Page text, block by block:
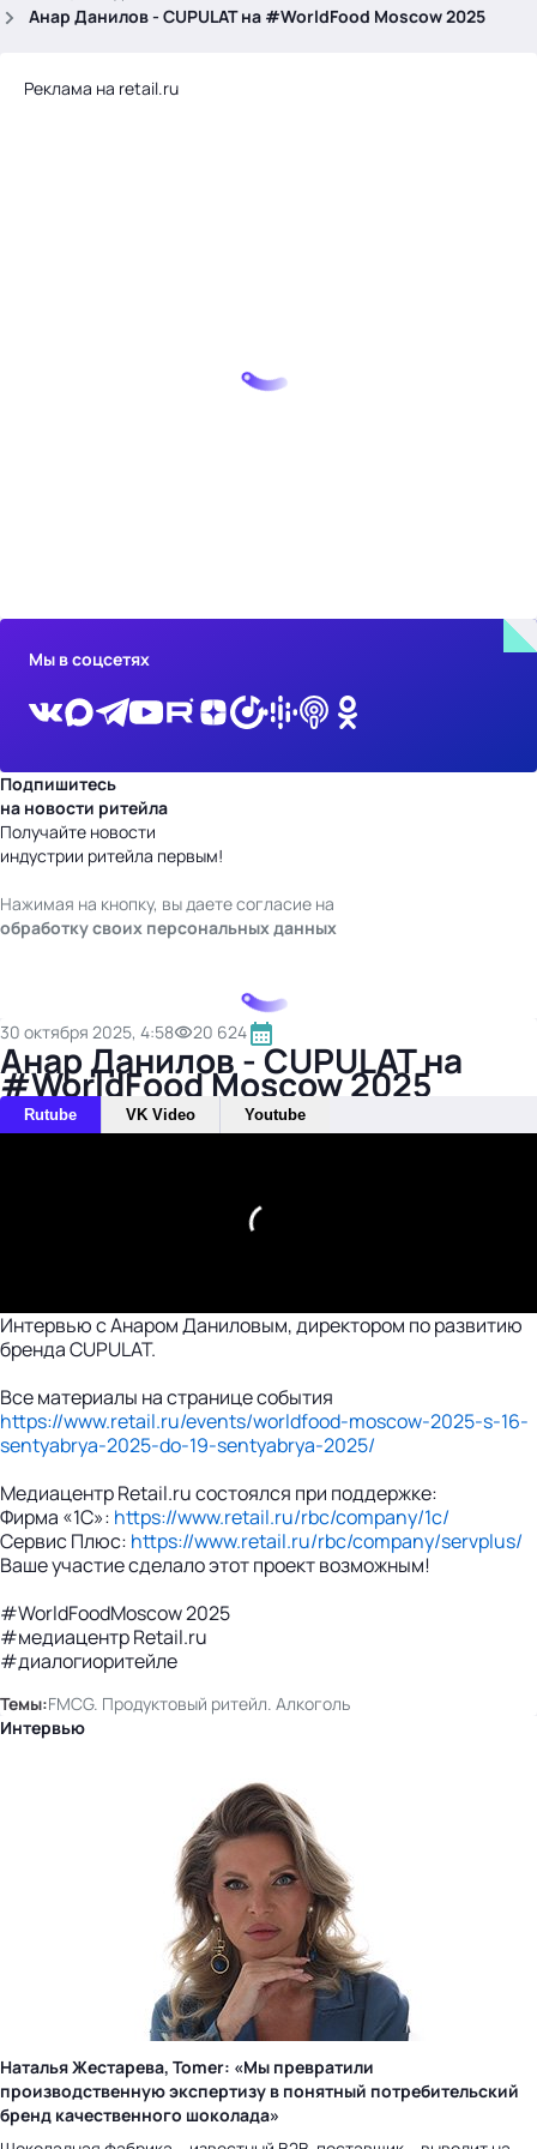
Анар Данилов - CUPULAT на #WorldFood Moscow 2025
Реклама на retail.ru
Мы в соцсетях
Подпишитесь
на новости ритейла
Получайте новости
индустрии ритейла первым!
Нажимая на кнопку, вы даете согласие на
обработку своих персональных данных
30 октября 2025, 4:58 20 624
Анар Данилов - CUPULAT на
#WorldFood Moscow 2025
Rutube VK Video Youtube
Интервью с Анаром Даниловым, директором по развитию
бренда CUPULAT.
Все материалы на странице события
https://www.retail.ru/events/worldfood-moscow-2025-s-16-
sentyabrya-2025-do-19-sentyabrya-2025/
Медиацентр Retail.ru состоялся при поддержке:
Фирма «1С»: https://www.retail.ru/rbc/company/1c/
Сервис Плюс: https://www.retail.ru/rbc/company/servplus/
Ваше участие сделало этот проект возможным!
#WorldFoodMoscow 2025
#медиацентр Retail.ru
#диалогиоритейле
Темы:FMCG. Продуктовый ритейл. Алкоголь
Интервью
Наталья Жестарева, Tomer: «Мы превратили
производственную экспертизу в понятный потребительский
бренд качественного шоколада»